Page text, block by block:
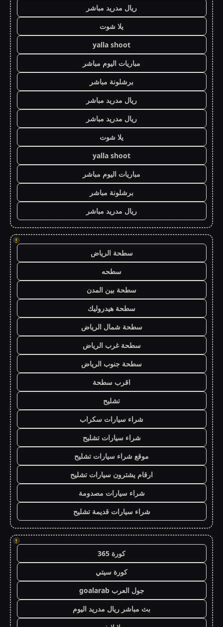
ريال مدريد مباشر
يلا شوت
yalla shoot
مباريات اليوم مباشر
برشلونة مباشر
ريال مدريد مباشر
ريال مدريد مباشر
يلا شوت
yalla shoot
مباريات اليوم مباشر
برشلونة مباشر
ريال مدريد مباشر
!
سطحة الرياض
سطحه
سطحة بين المدن
سطحة هيدروليك
سطحة شمال الرياض
سطحة غرب الرياض
سطحة جنوب الرياض
اقرب سطحة
تشليح
شراء سيارات سكراب
شراء سيارات تشليح
موقع شراء سيارات تشليح
ارقام يشترون سيارات تشليح
شراء سيارات مصدومة
شراء سيارات قديمة تشليح
!
كورة 365
كورة سيتي
جول العرب goalarab
بث مباشر ريال مدريد اليوم